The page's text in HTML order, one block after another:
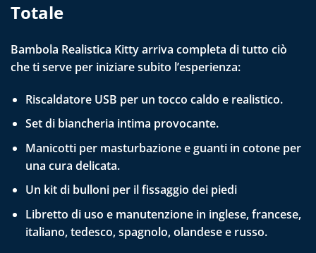
Totale
Bambola Realistica Kitty arriva completa di tutto ciò
che ti serve per iniziare subito l’esperienza:
Riscaldatore USB per un tocco caldo e realistico.
Set di biancheria intima provocante.
Manicotti per masturbazione e guanti in cotone per
una cura delicata.
Un kit di bulloni per il fissaggio dei piedi
Libretto di uso e manutenzione in inglese, francese,
italiano, tedesco, spagnolo, olandese e russo.